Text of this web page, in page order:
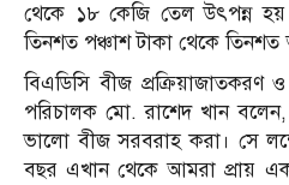
থেকে ১৮ কেজি তেল উৎপন্ন
তিনশত পঞ্চাশ টাকা থেকে তিনশত
বিএডিসি বীজ প্রক্রিয়াজাতকরণ
পরিচালক মো. রাশেদ খান
ভালো বীজ সরবরাহ করা। সে
বছর এখান থেকে আমরা প্রায়